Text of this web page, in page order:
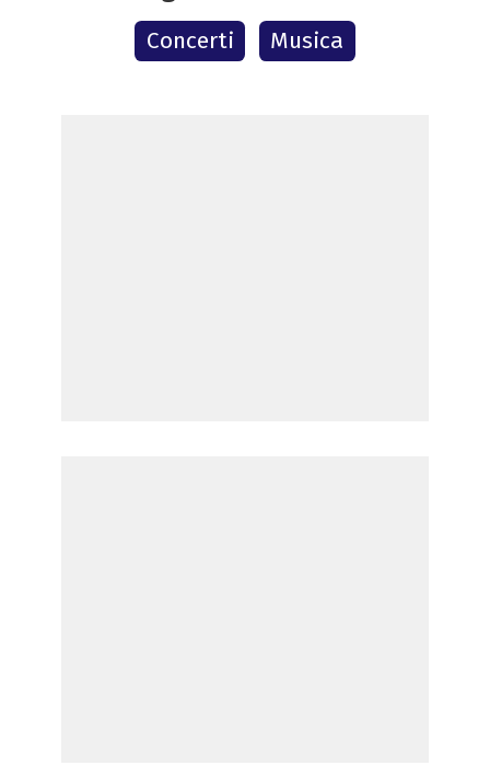
Concerti Musica